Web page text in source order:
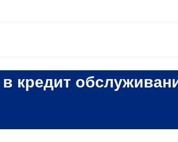
кредит